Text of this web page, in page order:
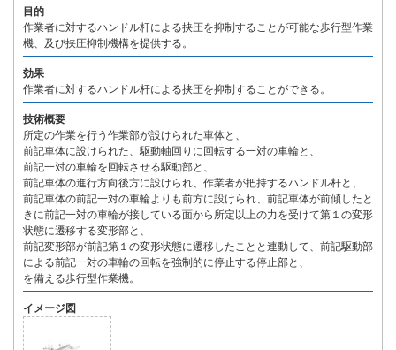
目的
作業者に対するハンドル杆による挟圧を抑制することが可能な歩行型作業
機、及び挟圧抑制機構を提供する。
効果
作業者に対するハンドル杆による挟圧を抑制することができる。
技術概要
所定の作業を行う作業部が設けられた車体と、
前記車体に設けられた、駆動軸回りに回転する一対の車輪と、
前記一対の車輪を回転させる駆動部と、
前記車体の進行方向後方に設けられ、作業者が把持するハンドル杆と、
前記車体の前記一対の車輪よりも前方に設けられ、前記車体が前傾したと
きに前記一対の車輪が接している面から所定以上の力を受けて第１の変形
状態に遷移する変形部と、
前記変形部が前記第１の変形状態に遷移したことと連動して、前記駆動部
による前記一対の車輪の回転を強制的に停止する停止部と、
を備える歩行型作業機。
イメージ図